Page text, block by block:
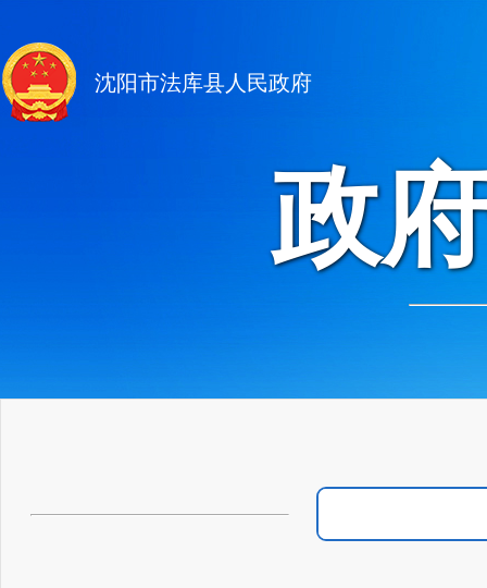
沈阳市法库县人民政府
政